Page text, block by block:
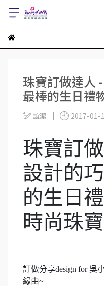
珠寶訂做達人
最棒的生日禮
誼潔 2017-01-
珠寶訂
設計的
的生日
時尚珠寶
訂做分享design for 吳
緣由~